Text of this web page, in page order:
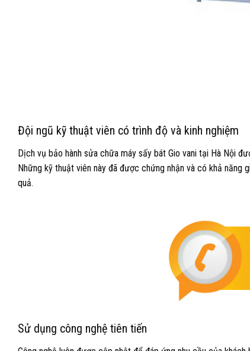
Đội ngũ kỹ thuật viên có trình độ và kinh nghiệm
Dịch vụ bảo hành sửa chữa máy sấy bát Gio vani tại Hà Nội
Những kỹ thuật viên này đã được chứng nhận và có khả năng
quả.
Sử dụng công nghệ tiên tiến